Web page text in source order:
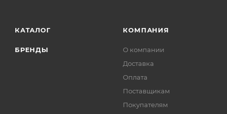
КАТАЛОГ
БРЕНДЫ
КОМПАНИЯ
О компании
Доставка
Оплата
Поставщикам
Покупателям